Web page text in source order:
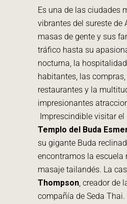
Es una de las ciudades
vibrantes del sureste de
masas de gente y sus
tráfico hasta su
nocturna, la
habitantes, las
restaurantes y la
impresionantes
Imprescindible visitar el
Templo del Buda
su gigante Buda
encontramos la escuela
masaje tailandés. La
Thompson, creador de
compañía de Seda